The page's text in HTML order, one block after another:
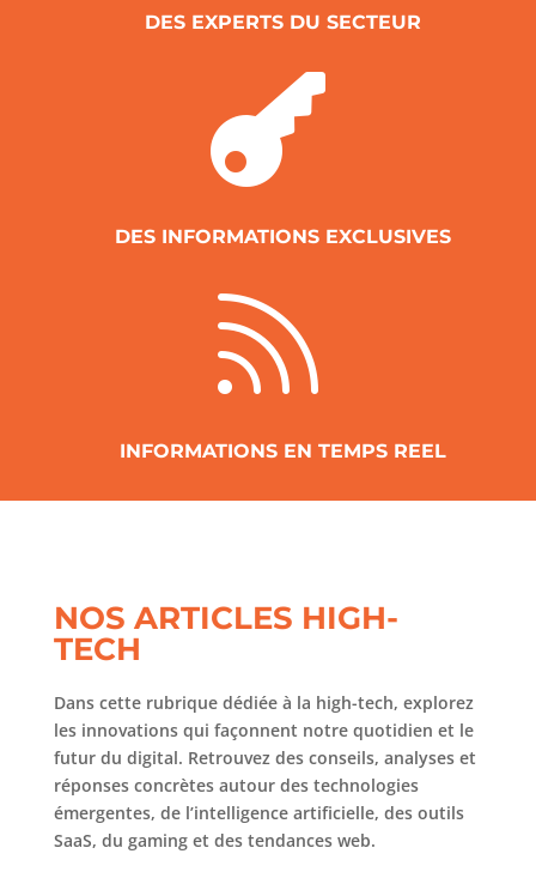
DES EXPERTS DU SECTEUR

DES INFORMATIONS EXCLUSIVES

INFORMATIONS EN TEMPS REEL
NOS ARTICLES HIGH-
TECH
Dans cette rubrique dédiée à la high-tech, explorez
les innovations qui façonnent notre quotidien et le
futur du digital. Retrouvez des conseils, analyses et
réponses concrètes autour des technologies
émergentes, de l’intelligence artificielle, des outils
SaaS, du gaming et des tendances web.